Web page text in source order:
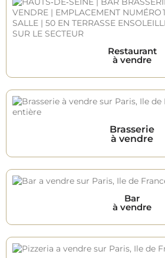
Restaurant
à vendre
Brasserie
à vendre
Bar
à vendre